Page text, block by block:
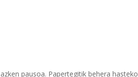
pausoa. Papertegitik behera hasteko